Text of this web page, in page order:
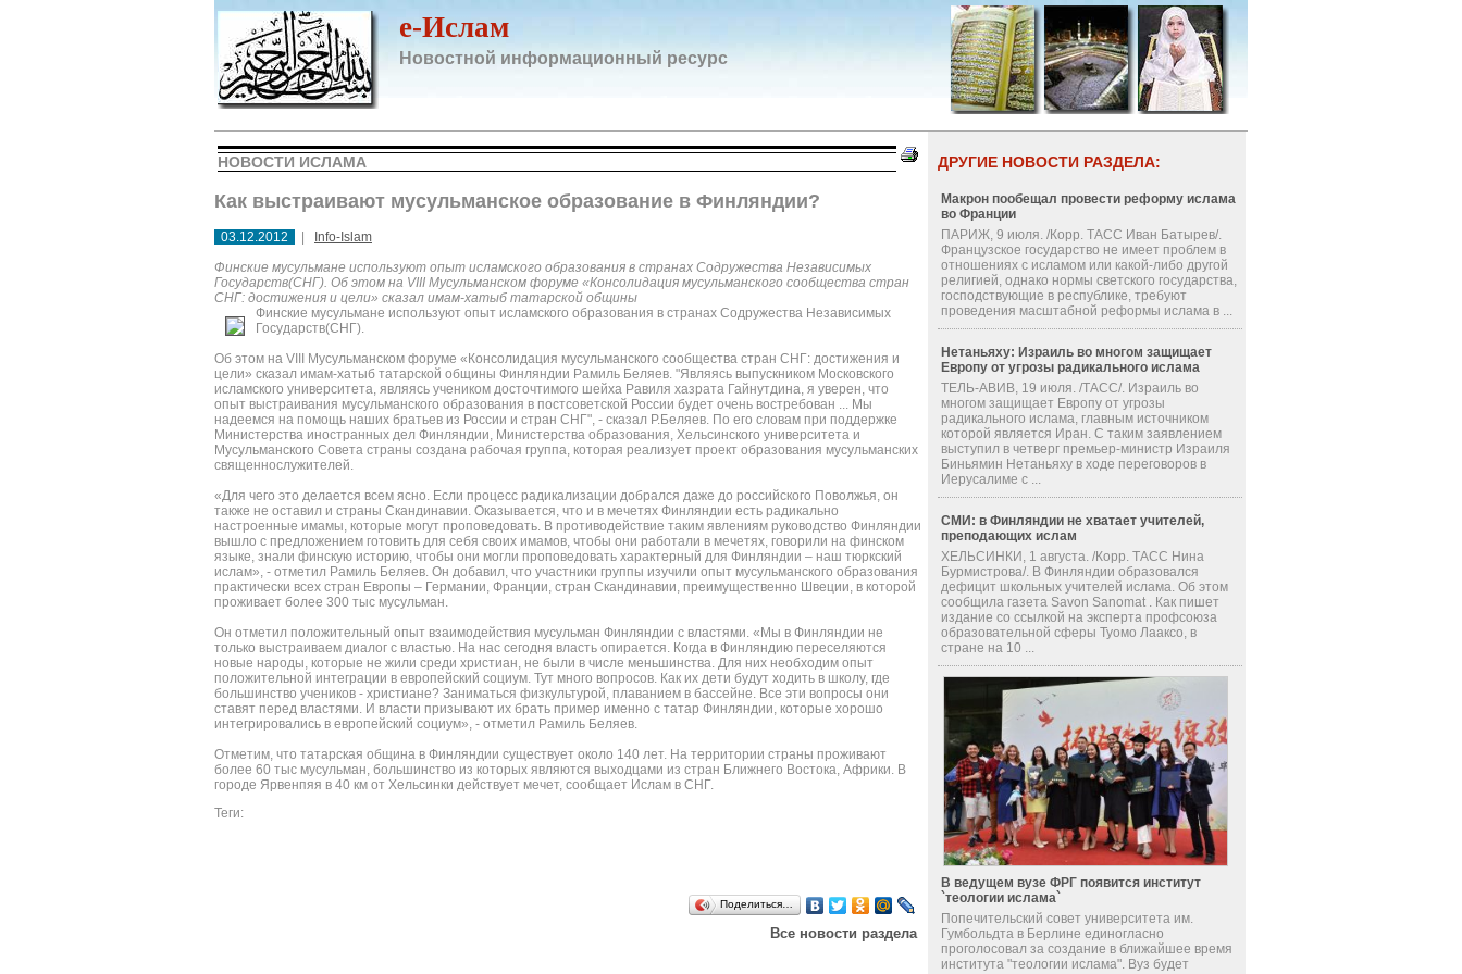
e-Ислам
Новостной информационный ресурс
НОВОСТИ ИСЛАМА
Как выстраивают мусульманское образование в Финляндии?
03.12.2012
Info-Islam
Финские мусульмане используют опыт исламского образования в странах Содружества Независимых
Государств(СНГ). Об этом на VIII Мусульманском форуме «Консолидация мусульманского сообщества стран
СНГ: достижения и цели» сказал имам-хатыб татарской общины
Финские мусульмане используют опыт исламского образования в странах Содружества Независимых
Государств(СНГ).
Об этом на VIII Мусульманском форуме «Консолидация мусульманского сообщества стран СНГ: достижения и
цели» сказал имам-хатыб татарской общины Финляндии Рамиль Беляев. "Являясь выпускником Московского
исламского университета, являясь учеником досточтимого шейха Равиля хазрата Гайнутдина, я уверен, что
опыт выстраивания мусульманского образования в постсоветской России будет очень востребован ... Мы
надеемся на помощь наших братьев из России и стран СНГ", - сказал Р.Беляев. По его словам при поддержке
Министерства иностранных дел Финляндии, Министерства образования, Хельсинского университета и
Мусульманского Совета страны создана рабочая группа, которая реализует проект образования мусульманских
священнослужителей.
«Для чего это делается всем ясно. Если процесс радикализации добрался даже до российского Поволжья, он
также не оставил и страны Скандинавии. Оказывается, что и в мечетях Финляндии есть радикально
настроенные имамы, которые могут проповедовать. В противодействие таким явлениям руководство Финляндии
вышло с предложением готовить для себя своих имамов, чтобы они работали в мечетях, говорили на финском
языке, знали финскую историю, чтобы они могли проповедовать характерный для Финляндии – наш тюркский
ислам», - отметил Рамиль Беляев. Он добавил, что участники группы изучили опыт мусульманского образования
практически всех стран Европы – Германии, Франции, стран Скандинавии, преимущественно Швеции, в которой
проживает более 300 тыс мусульман.
Он отметил положительный опыт взаимодействия мусульман Финляндии с властями. «Мы в Финляндии не
только выстраиваем диалог с властью. На нас сегодня власть опирается. Когда в Финляндию переселяются
новые народы, которые не жили среди христиан, не были в числе меньшинства. Для них необходим опыт
положительной интеграции в европейский социум. Тут много вопросов. Как их дети будут ходить в школу, где
большинство учеников - христиане? Заниматься физкультурой, плаванием в бассейне. Все эти вопросы они
ставят перед властями. И власти призывают их брать пример именно с татар Финляндии, которые хорошо
интегрировались в европейский социум», - отметил Рамиль Беляев.
Отметим, что татарская община в Финляндии существует около 140 лет. На территории страны проживают
более 60 тыс мусульман, большинство из которых являются выходцами из стран Ближнего Востока, Африки. В
городе Ярвенпяя в 40 км от Хельсинки действует мечет, сообщает Ислам в СНГ.
Теги:
Поделиться…
Все новости раздела
ДРУГИЕ НОВОСТИ РАЗДЕЛА:
Макрон пообещал провести реформу ислама
во Франции
ПАРИЖ, 9 июля. /Корр. ТАСС Иван Батырев/.
Французское государство не имеет проблем в
отношениях с исламом или какой-либо другой
религией, однако нормы светского государства,
господствующие в республике, требуют
проведения масштабной реформы ислама в ...
Нетаньяху: Израиль во многом защищает
Европу от угрозы радикального ислама
ТЕЛЬ-АВИВ, 19 июля. /ТАСС/. Израиль во
многом защищает Европу от угрозы
радикального ислама, главным источником
которой является Иран. С таким заявлением
выступил в четверг премьер-министр Израиля
Биньямин Нетаньяху в ходе переговоров в
Иерусалиме с ...
СМИ: в Финляндии не хватает учителей,
преподающих ислам
ХЕЛЬСИНКИ, 1 августа. /Корр. ТАСС Нина
Бурмистрова/. В Финляндии образовался
дефицит школьных учителей ислама. Об этом
сообщила газета Savon Sanomat . Как пишет
издание со ссылкой на эксперта профсоюза
образовательной сферы Туомо Лааксо, в
стране на 10 ...
В ведущем вузе ФРГ появится институт
`теологии ислама`
Попечительский совет университета им.
Гумбольдта в Берлине единогласно
проголосовал за создание в ближайшее время
института "теологии ислама". Вуз будет